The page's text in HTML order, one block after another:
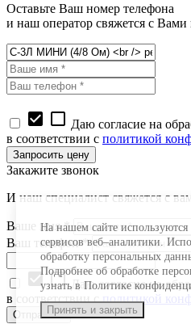
На нашем сайте
сервисов веб–аналитики.
обработку персональных
Подробнее об обработке
узнать в Политике
Принять и закрыть
Оставьте Ваш номер телефона
и наш оператор свяжется с Вами
check_box check_box_outline_blank Даю согласие на
в соответствии с политикой
Закажите звонок
И наш специалист свяжется с
Ваше имя *
Ваш телефон *
check_boxcheck_box_outline_blankДаю согласие на
в соответствии сполитикой